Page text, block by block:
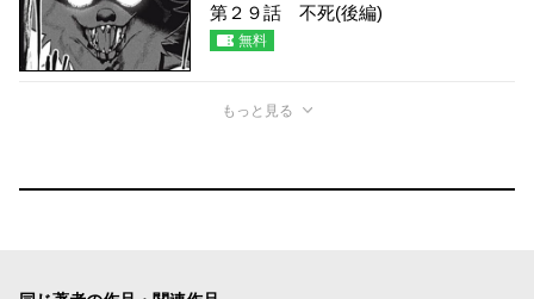
第２９話 不死(後編)
無料
もっと見る